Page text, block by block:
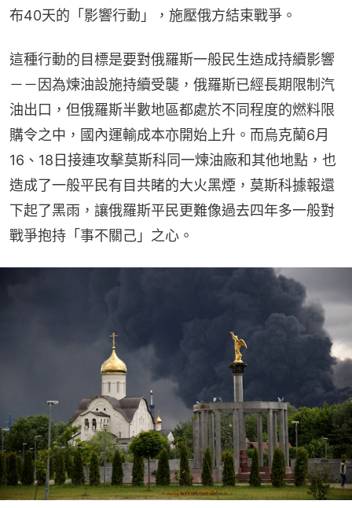
布40天的「影響行動」，施壓俄方結束戰爭。
這種行動的目標是要對俄羅斯一般民生造成持續影響
－－因為煉油設施持續受襲，俄羅斯已經長期限制汽
油出口，但俄羅斯半數地區都處於不同程度的燃料限
購令之中，國內運輸成本亦開始上升。而烏克蘭6月
16、18日接連攻擊莫斯科同一煉油廠和其他地點，也
造成了一般平民有目共睹的大火黑煙，莫斯科據報還
下起了黑雨，讓俄羅斯平民更難像過去四年多一般對
戰爭抱持「事不關己」之心。